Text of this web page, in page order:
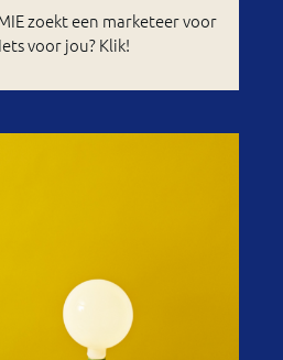
zoekt een marketeer voor
voor jou? Klik!